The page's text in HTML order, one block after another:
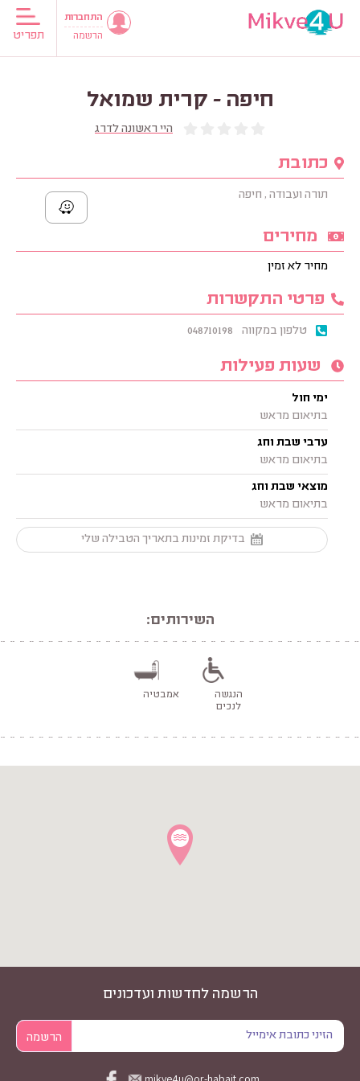
תפריט
התחברות
הרשמה
חיפה - קרית שמואל
היי ראשונה לדרג
כתובת
תורה ועבודה , חיפה
מחירים
מחיר לא זמין
פרטי התקשרות
טלפון במקווה 048710198
שעות פעילות
ימי חול
בתיאום מראש
ערבי שבת וחג
בתיאום מראש
מוצאי שבת וחג
בתיאום מראש
בדיקת זמינות בתאריך הטבילה שלי
השירותים:
הנגשה
לנכים
אמבטיה
הרשמה לחדשות ועדכונים